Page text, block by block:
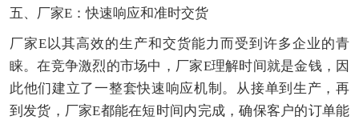
五、厂家E：快速响应和准时交货
厂家E以其高效的生产和交货能力而受到许多企业的青
睐。在竞争激烈的市场中，厂家E理解时间就是金钱，因
此他们建立了一整套快速响应机制。从接单到生产，再
到发货，厂家E都能在短时间内完成，确保客户的订单能